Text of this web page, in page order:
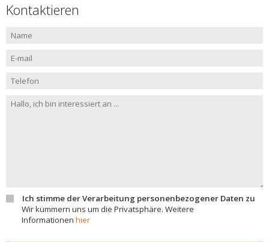
Kontaktieren
Ich stimme der Verarbeitung personenbezogener Daten zu
Wir kümmern uns um die Privatsphäre. Weitere
Informationen hier